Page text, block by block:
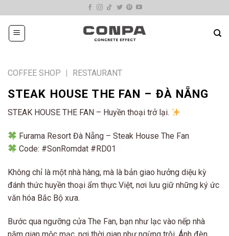
to
content
COFFEE SHOP | RESTAURANT
STEAK HOUSE THE FAN – ĐÀ NẴNG
STEAK HOUSE THE FAN – Huyền thoại trở lại.
Furama Resort Đà Nẵng – Steak House The Fan
Code: #SonRomdat #RD01
Không chỉ là một nhà hàng, mà là bản giao hưởng diệu kỳ
đánh thức huyền thoại ẩm thực Việt, nơi lưu giữ những ký ức
văn hóa Bắc Bộ xưa.
Bước qua ngưỡng cửa The Fan, bạn như lạc vào nếp nhà
năm gian mộc mạc, nơi thời gian như ngừng trôi. Ánh đèn